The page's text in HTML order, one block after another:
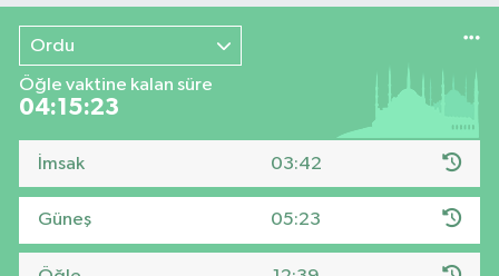
Ordu
Öğle vaktine kalan süre
04:15:22
İmsak 03:42
Güneş 05:23